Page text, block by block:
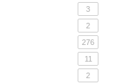
3
2
276
11
2